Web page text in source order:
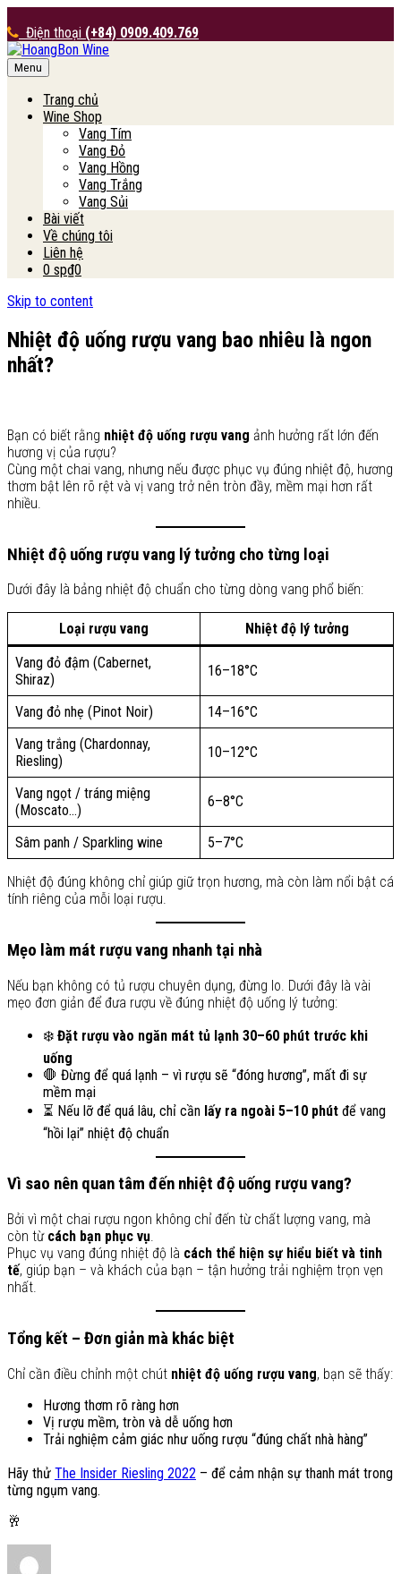
Điện thoại (+84) 0909.409.769
HoangBon Wine
Menu
Trang chủ
Wine Shop
Vang Tím
Vang Đỏ
Vang Hồng
Vang Trắng
Vang Sủi
Bài viết
Về chúng tôi
Liên hệ
0 sp₫0
Skip to content
Nhiệt độ uống rượu vang bao nhiêu là ngon
nhất?
Bạn có biết rằng nhiệt độ uống rượu vang ảnh hưởng rất lớn đến
hương vị của rượu?
Cùng một chai vang, nhưng nếu được phục vụ đúng nhiệt độ, hương
thơm bật lên rõ rệt và vị vang trở nên tròn đầy, mềm mại hơn rất
nhiều.
Nhiệt độ uống rượu vang lý tưởng cho từng loại
Dưới đây là bảng nhiệt độ chuẩn cho từng dòng vang phổ biến:
Loại rượu vang
Nhiệt độ lý tưởng
Vang đỏ đậm (Cabernet,
Shiraz)
16–18°C
Vang đỏ nhẹ (Pinot Noir)
14–16°C
Vang trắng (Chardonnay,
Riesling)
10–12°C
Vang ngọt / tráng miệng
(Moscato…)
6–8°C
Sâm panh / Sparkling wine 5–7°C
Nhiệt độ đúng không chỉ giúp giữ trọn hương, mà còn làm nổi bật cá
tính riêng của mỗi loại rượu.
Mẹo làm mát rượu vang nhanh tại nhà
Nếu bạn không có tủ rượu chuyên dụng, đừng lo. Dưới đây là vài
mẹo đơn giản để đưa rượu về đúng nhiệt độ uống lý tưởng:
❄️ Đặt rượu vào ngăn mát tủ lạnh 30–60 phút trước khi
uống
🛑 Đừng để quá lạnh – vì rượu sẽ “đóng hương”, mất đi sự
mềm mại
⏳ Nếu lỡ để quá lâu, chỉ cần lấy ra ngoài 5–10 phút để vang
“hồi lại” nhiệt độ chuẩn
Vì sao nên quan tâm đến nhiệt độ uống rượu vang?
Bởi vì một chai rượu ngon không chỉ đến từ chất lượng vang, mà
còn từ cách bạn phục vụ.
Phục vụ vang đúng nhiệt độ là cách thể hiện sự hiểu biết và tinh
tế, giúp bạn – và khách của bạn – tận hưởng trải nghiệm trọn vẹn
nhất.
Tổng kết – Đơn giản mà khác biệt
Chỉ cần điều chỉnh một chút nhiệt độ uống rượu vang, bạn sẽ thấy:
Hương thơm rõ ràng hơn
Vị rượu mềm, tròn và dễ uống hơn
Trải nghiệm cảm giác như uống rượu “đúng chất nhà hàng”
Hãy thử The Insider Riesling 2022 – để cảm nhận sự thanh mát trong
từng ngụm vang.
🥂